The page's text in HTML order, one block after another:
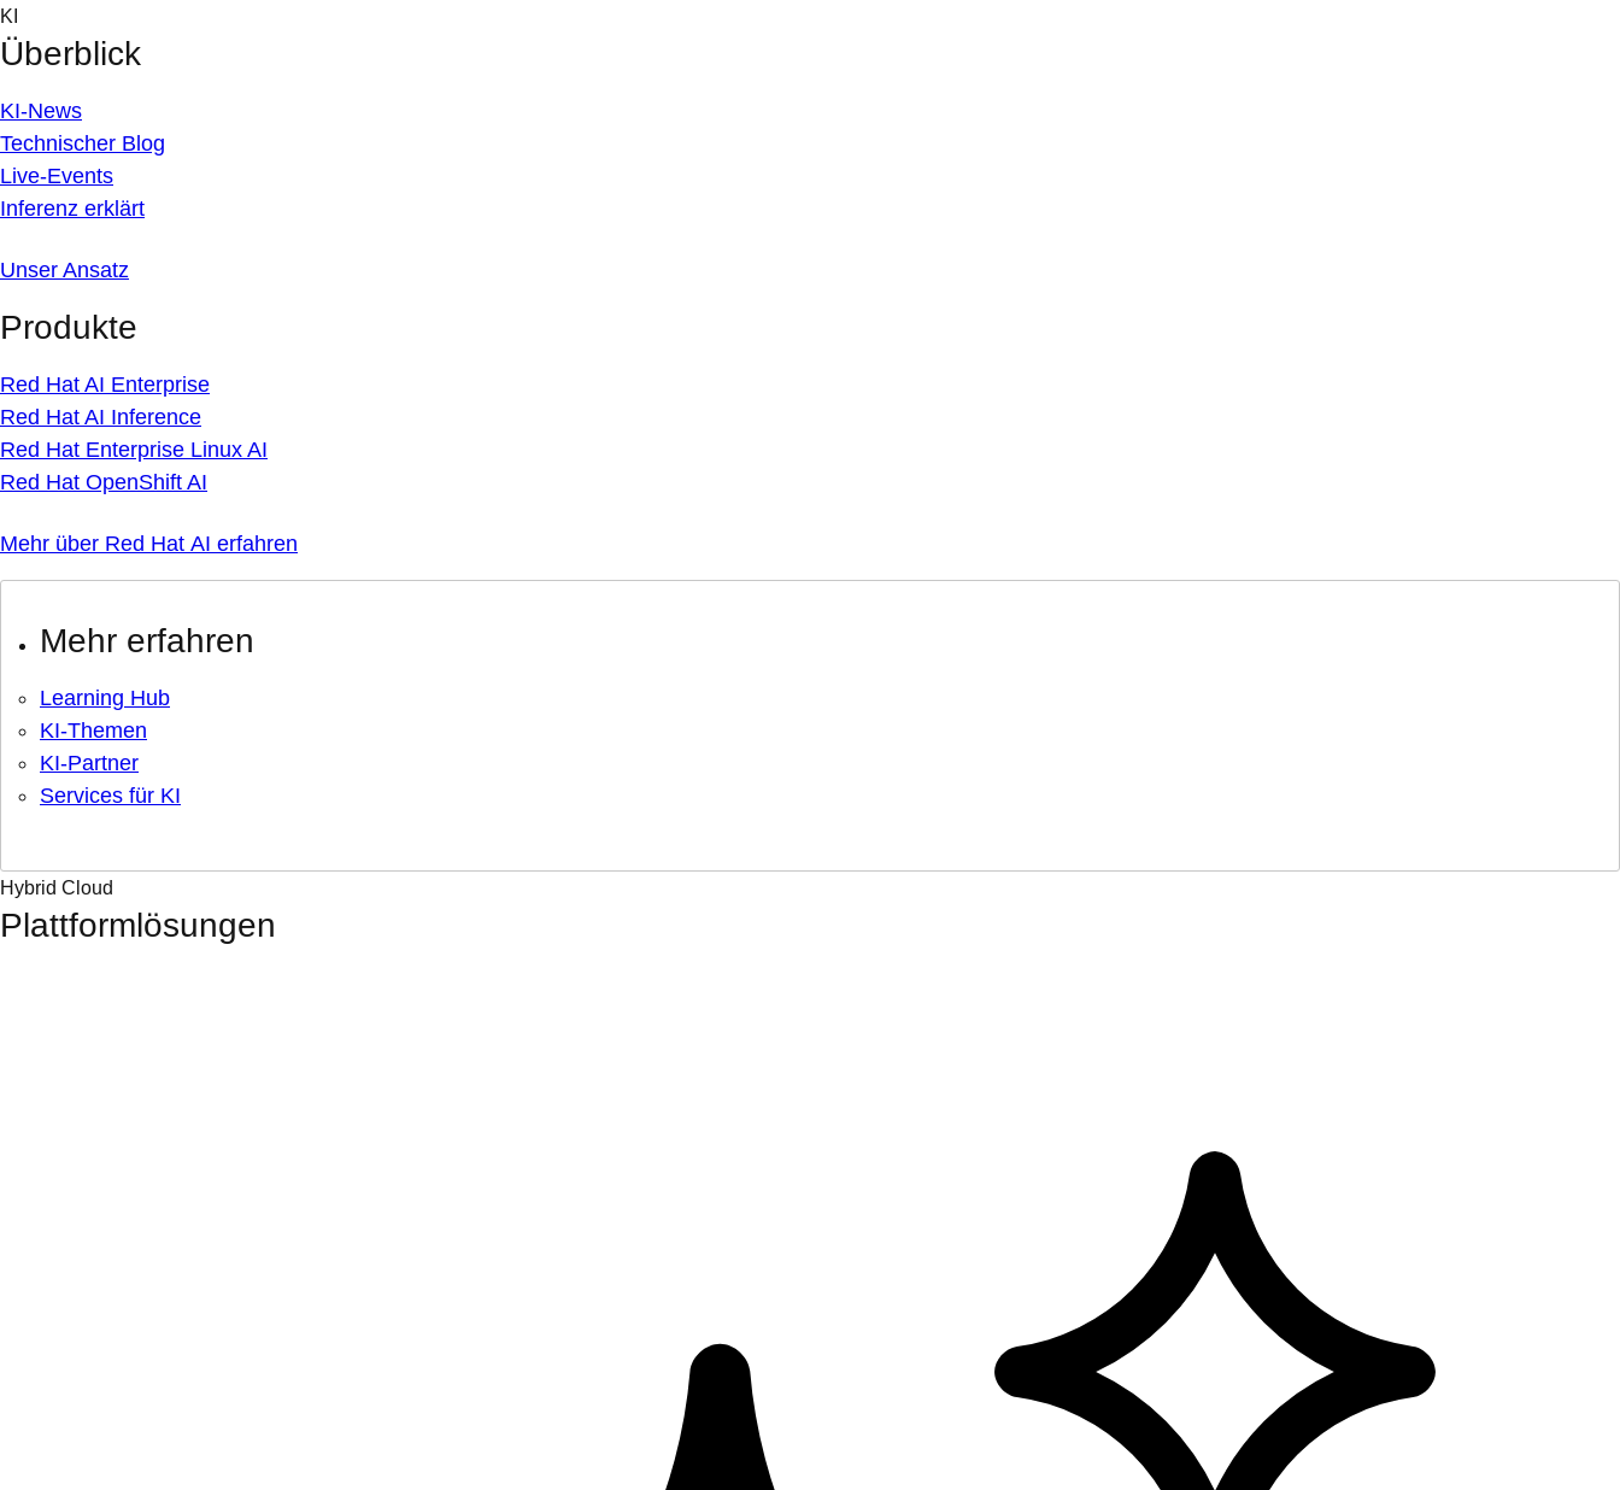
Skip
to
content
KI
Überblick
KI-News
Technischer Blog
Live-Events
Inferenz erklärt
Unser Ansatz
Produkte
Red Hat AI Enterprise
Red Hat AI Inference
Red Hat Enterprise Linux AI
Red Hat OpenShift AI
Mehr über Red Hat AI erfahren
Mehr erfahren
Learning Hub
KI-Themen
KI-Partner
Services für KI
Hybrid Cloud
Plattformlösungen